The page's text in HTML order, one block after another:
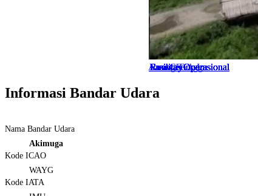
Apron
Area Check In
Fasilitas Operasional
Fasilitas Operasional
Fasilitas Operasional
Fasilitas Operasional
Fasilitas Operasional
Fasilitas Operasional
Ruang Tunggu
Runway
Runway
Informasi Bandar Udara
Nama Bandar Udara
Akimuga
Kode ICAO
WAYG
Kode IATA